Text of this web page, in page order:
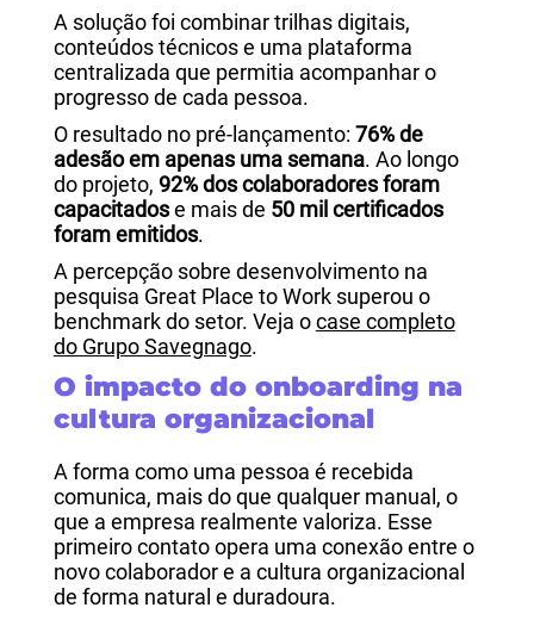
A solução foi combinar trilhas digitais,
conteúdos técnicos e uma plataforma
centralizada que permitia acompanhar o
progresso de cada pessoa.
O resultado no pré-lançamento: 76% de
adesão em apenas uma semana. Ao longo
do projeto, 92% dos colaboradores foram
capacitadose mais de 50 mil certificados
foram emitidos.
A percepção sobre desenvolvimento na
pesquisa Great Place to Work superou o
benchmark do setor. Veja ocase completo
do Grupo Savegnago.
O impacto do onboarding na
cultura organizacional
A forma como uma pessoa é recebida
comunica, mais do que qualquer manual, o
que a empresa realmente valoriza. Esse
primeiro contato opera uma conexão entre o
novo colaborador e a cultura organizacional
de forma natural e duradoura.